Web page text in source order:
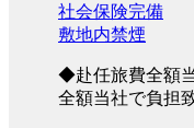
社会保険完備
敷地内禁煙
◆赴任旅費全額
全額当社で負担